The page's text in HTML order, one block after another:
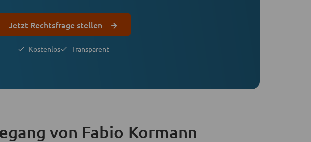
Jetzt Rechtsfrage stellen
Kostenlos Transparent
von Fabio Kormann